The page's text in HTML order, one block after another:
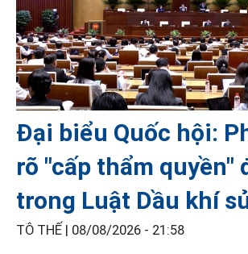
Đại biểu Quốc hội:
rõ "cấp thẩm quyền"
trong Luật Dầu khí
TÔ THẾ | 08/08/2026 - 21:58